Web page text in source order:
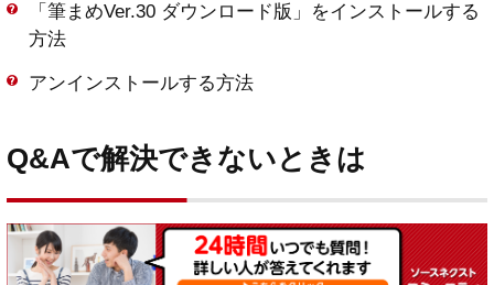
「筆まめVer.30 ダウンロード版」をインストールする
方法
アンインストールする方法
Q&Aで解決できないときは